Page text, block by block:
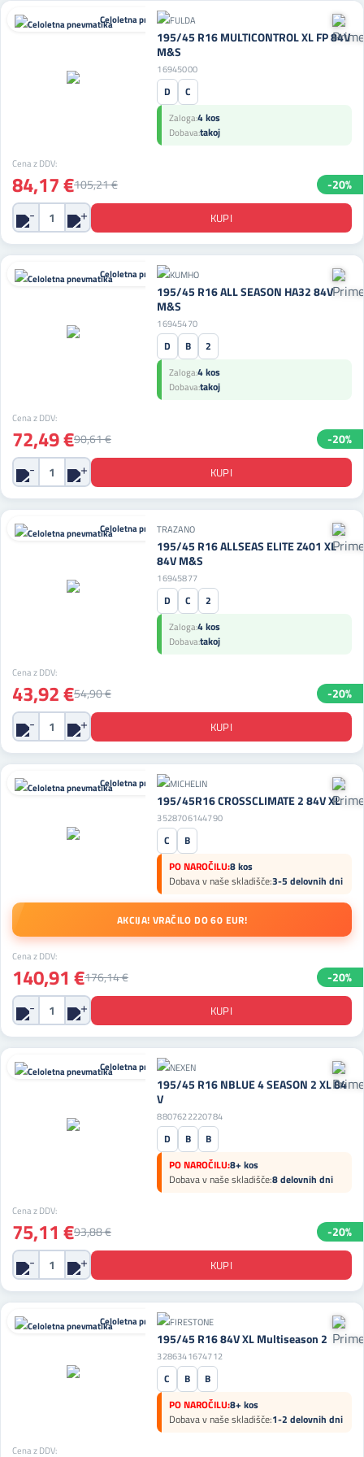
Celoletna pnevmatika
195/45 R16 MULTICONTROL XL FP 84V
M&S
16945000
D C
Zaloga:4 kos
Dobava:takoj
Cena z DDV:
84,17 €105,21 € -20%
Celoletna pnevmatika
195/45 R16 ALL SEASON HA32 84V
M&S
16945470
D B 2
Zaloga:4 kos
Dobava:takoj
Cena z DDV:
72,49 €90,61 € -20%
Celoletna pnevmatika
TRAZANO
195/45 R16 ALLSEAS ELITE Z401 XL
84V M&S
16945877
D C 2
Zaloga:4 kos
Dobava:takoj
Cena z DDV:
43,92 €54,90 € -20%
Celoletna pnevmatika
195/45R16 CROSSCLIMATE 2 84V XL
3528706144790
C
B
PO NAROČILU:8 kos
Dobava v naše skladišče:3-5 delovnih dni
AKCIJA! VRAČILO DO 60 EUR!
Cena z DDV:
140,91 €176,14 € -20%
Celoletna pnevmatika
195/45 R16 NBLUE 4 SEASON 2 XL 84
V
8807622220784
D B
B
PO NAROČILU:8+ kos
Dobava v naše skladišče:8 delovnih dni
Cena z DDV:
75,11 €93,88 € -20%
Celoletna pnevmatika
195/45 R16 84V XL Multiseason 2
3286341674712
C B
B
PO NAROČILU:8+ kos
Dobava v naše skladišče:1-2 delovnih dni
Cena z DDV: